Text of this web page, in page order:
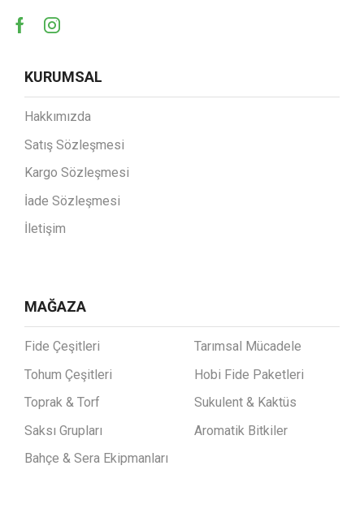
KURUMSAL
Hakkımızda
Satış Sözleşmesi
Kargo Sözleşmesi
İade Sözleşmesi
İletişim
MAĞAZA
Fide Çeşitleri
Tohum Çeşitleri
Toprak & Torf
Saksı Grupları
Bahçe & Sera Ekipmanları
Tarımsal Mücadele
Hobi Fide Paketleri
Sukulent & Kaktüs
Aromatik Bitkiler